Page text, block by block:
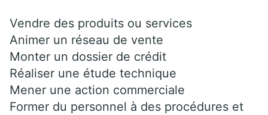
Vendre des produits ou services
Animer un réseau de vente
Monter un dossier de crédit
Réaliser une étude technique
Mener une action commerciale
Former du personnel à des procédures et